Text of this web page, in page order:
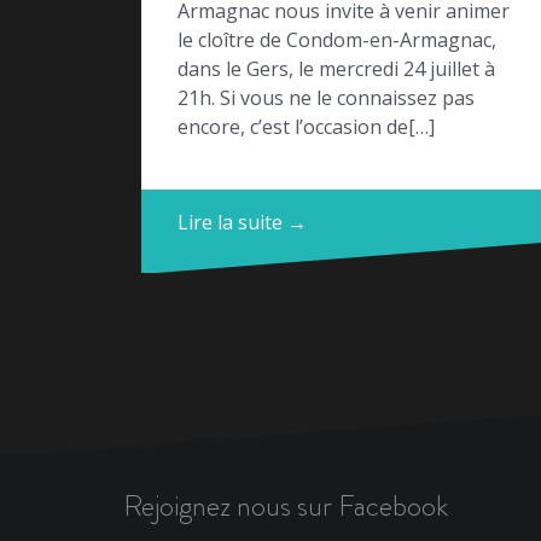
Armagnac nous invite à venir animer
le cloître de Condom-en-Armagnac,
dans le Gers, le mercredi 24 juillet à
21h. Si vous ne le connaissez pas
encore, c’est l’occasion de[…]
Lire la suite →
Rejoignez nous sur Facebook